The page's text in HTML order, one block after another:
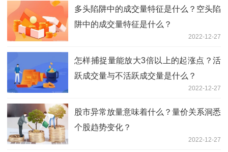
多头陷阱中的成交量特征是什么？空头陷
阱中的成交量特征是什么？
2022-12-27
怎样捕捉量能放大3倍以上的起涨点？活
跃成交量与不活跃成交量是什么？
2022-12-27
股市异常放量意味着什么？量价关系洞悉
个股趋势变化？
2022-12-27